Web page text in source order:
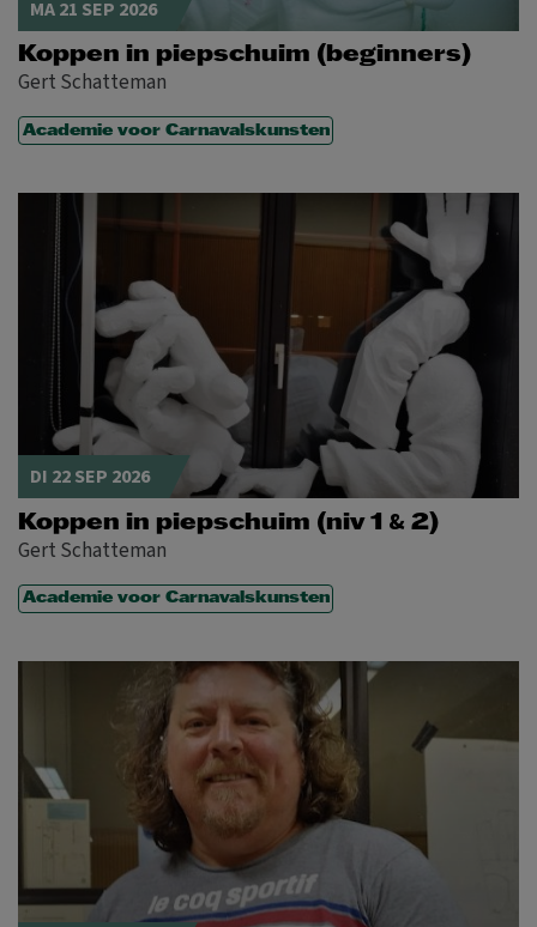
MA 21 SEP 2026
Koppen in piepschuim (beginners)
Gert Schatteman
Academie voor Carnavalskunsten
DI 22 SEP 2026
Koppen in piepschuim (niv 1 & 2)
Gert Schatteman
Academie voor Carnavalskunsten